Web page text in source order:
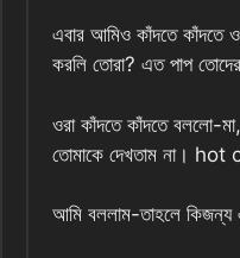
এবার আমিও কাঁদতে কাঁদতে
করলি তোরা? এত পাপ
ওরা কাঁদতে কাঁদতে বললো-
তোমাকে দেখতাম না।
আমি বললাম-তাহলে কিজন্য